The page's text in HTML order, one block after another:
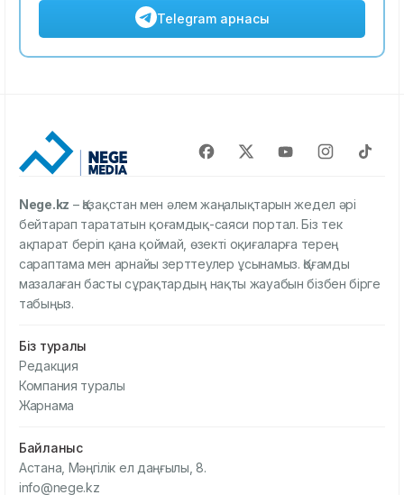
Telegram арнасы
Nege.kz – Қазақстан мен әлем жаңалықтарын жедел әрі
бейтарап тарататын қоғамдық-саяси портал. Біз тек
ақпарат беріп қана қоймай, өзекті оқиғаларға терең
сараптама мен арнайы зерттеулер ұсынамыз. Қоғамды
мазалаған басты сұрақтардың нақты жауабын бізбен бірге
табыңыз.
Біз туралы
Редакция
Компания туралы
Жарнама
Байланыс
Астана, Мәңгілік ел даңғылы, 8.
info@nege.kz